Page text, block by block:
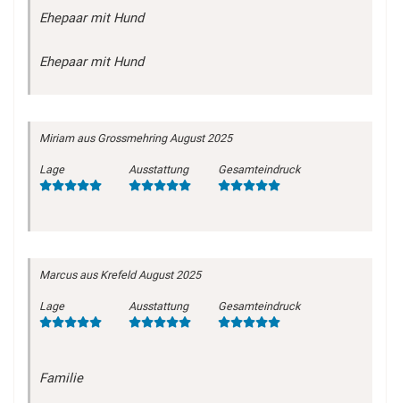
Ehepaar mit Hund
Ehepaar mit Hund
Miriamaus Grossmehring August 2025
Lage Ausstattung Gesamteindruck
Marcusaus Krefeld August 2025
Lage Ausstattung Gesamteindruck
Familie